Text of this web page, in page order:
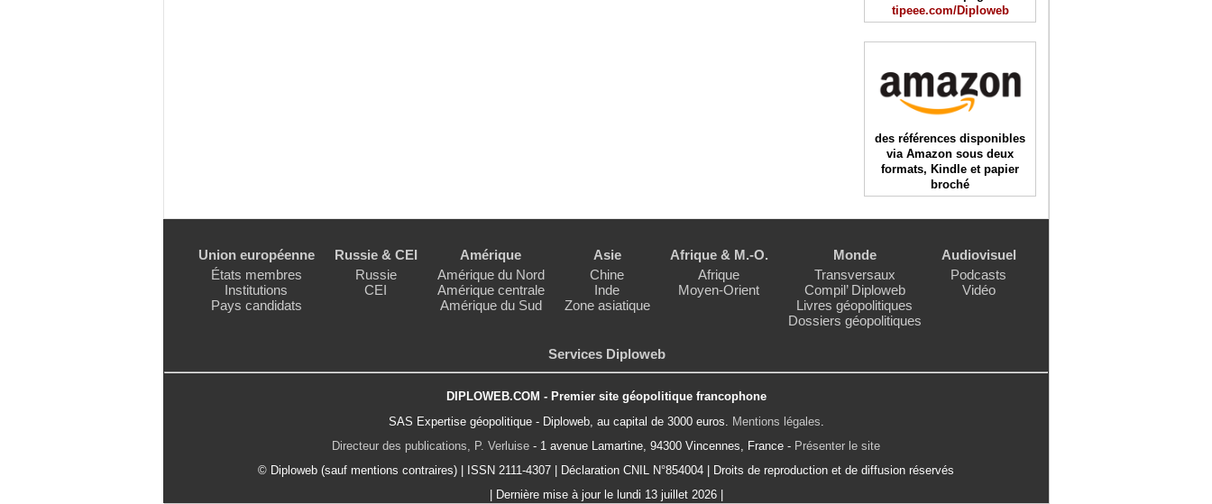
tipeee.com/Diploweb
des références disponibles
via Amazon sous deux
formats, Kindle et papier
broché
Union européenne
États membres
Institutions
Pays candidats
Russie & CEI
Russie
CEI
Amérique
Amérique du Nord
Amérique centrale
Amérique du Sud
Asie
Chine
Inde
Zone asiatique
Afrique & M.-O.
Afrique
Moyen-Orient
Monde
Transversaux
Compil’ Diploweb
Livres géopolitiques
Dossiers géopolitiques
Audiovisuel
Podcasts
Vidéo
Services Diploweb
DIPLOWEB.COM - Premier site géopolitique francophone
SAS Expertise géopolitique - Diploweb, au capital de 3000 euros. Mentions légales
Directeur des publications, P. Verluise - 1 avenue Lamartine, 94300 Vincennes, France - Présenter le site
© Diploweb (sauf mentions contraires) | ISSN 2111-4307 | Déclaration CNIL N°854004 | Droits de reproduction et de diffusion réservés
| Dernière mise à jour le lundi 13 juillet 2026 |